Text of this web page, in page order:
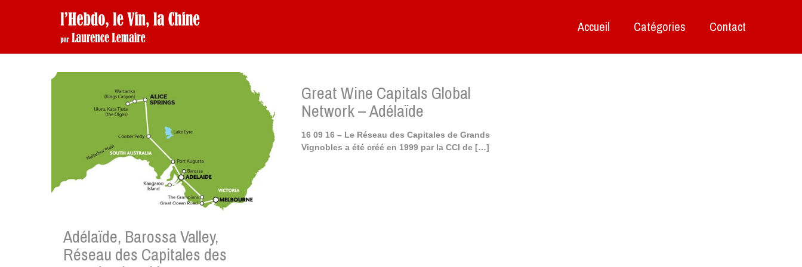
Accueil Catégories Contact
Adélaïde, Barossa Valley,
Réseau des Capitales des
Great Wine Capitals Global
Network – Adélaïde
16 09 16 – Le Réseau des Capitales de Grands
Vignobles a été créé en 1999 par la CCI de[…]